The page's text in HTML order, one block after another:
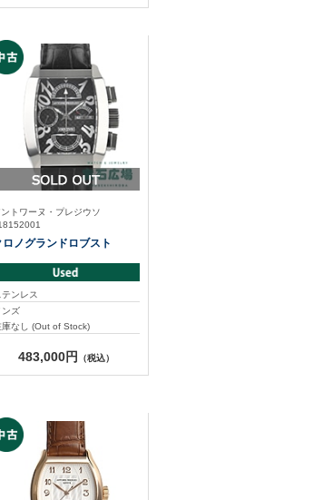
ントワーヌ・プレジウソ
ロノグランドロブスト
テンレス
ンズ
庫なし (Out of Stock)
483,000円 （税込）